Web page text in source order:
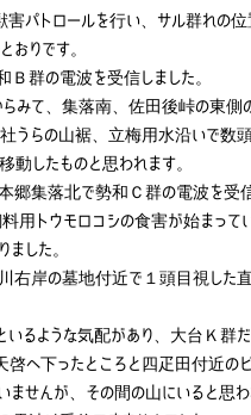
パトロールを行い、サル群れの位
おりです。
Ｂ群の電波を受信しました。
みて、集落南、佐田後峠の東側の
うらの山裾、立梅用水沿いで数
動したものと思われます。
郷集落北で勢和Ｃ群の電波を受
用トウモロコシの食害が始まっ
ました。
右岸の墓地付近で１頭目視した
いるような気配があり、大台Ｋ群だ
啓へ下ったところと四疋田付近の
ませんが、その間の山にいると思わ